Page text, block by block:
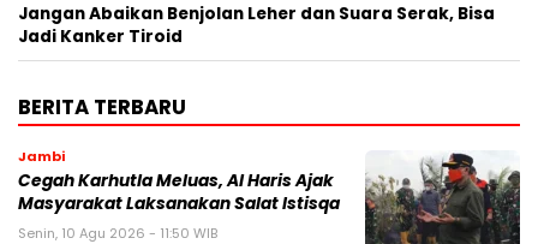
Jangan Abaikan Benjolan Leher dan Suara Serak, Bisa
Jadi Kanker Tiroid
BERITA TERBARU
Jambi
Cegah Karhutla Meluas, Al Haris Ajak
Masyarakat Laksanakan Salat Istisqa
Senin, 10 Agu 2026 - 11:50 WIB